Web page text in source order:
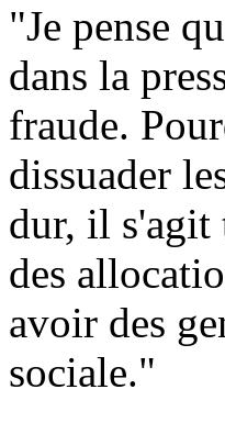
"Je pense
dans la
fraude.
dissuader
dur, il s'agit
des
avoir des
sociale."